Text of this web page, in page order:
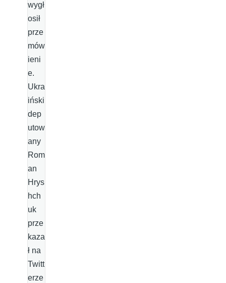
wygł
osił
prze
mów
ieni
e.
Ukra
iński
dep
utow
any
Rom
an
Hrys
hch
uk
prze
kaza
ł na
Twitt
erze